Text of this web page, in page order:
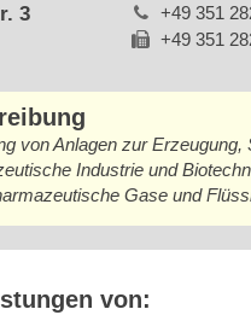
3
+49 351
+49 351
von Anlagen zur
Industrie und
Gase und
von: